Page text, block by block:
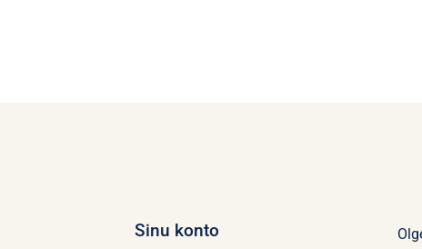
Sinu konto